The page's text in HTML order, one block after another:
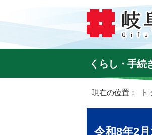
くらし・手続
現在の位置： ト
令和8年2月